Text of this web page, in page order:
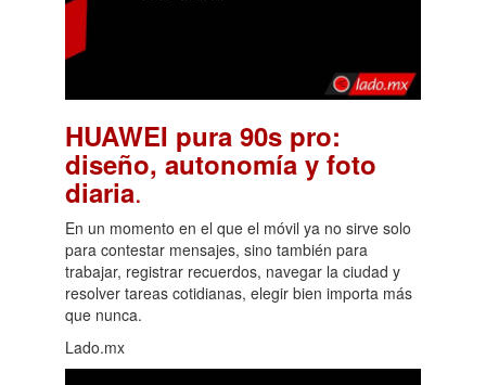
HUAWEI pura 90s pro:
diseño, autonomía y foto
diaria.
En un momento en el que el móvil ya no sirve solo
para contestar mensajes, sino también para
trabajar, registrar recuerdos, navegar la ciudad y
resolver tareas cotidianas, elegir bien importa más
que nunca.
Lado.mx